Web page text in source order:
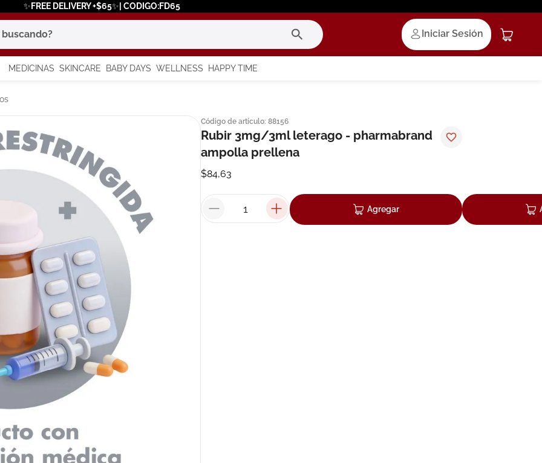
✨FREE DELIVERY +$65✨| CODIGO:FD65
Iniciar Sesión
MEDICINAS SKINCARE BABY DAYS WELLNESS HAPPY TIME
Código de artículo: 88156
Rubir 3mg/3ml leterago - pharmabrand
ampolla prellena
$84,63
Agregar
más buscados